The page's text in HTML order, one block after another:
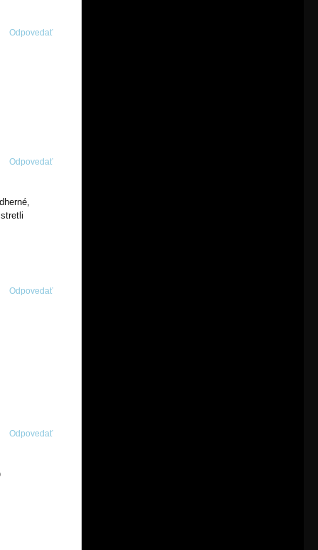
Odpovedať
Odpovedať
Odpovedať
Odpovedať